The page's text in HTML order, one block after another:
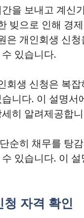
을 보내고 계신
빚으로 인해 경
은 개인회생 신
있습니다.
회생 신청은 복
니다. 이 설명
히 알려제공합
순히 채무를 탕
있습니다. 이
자격 확인